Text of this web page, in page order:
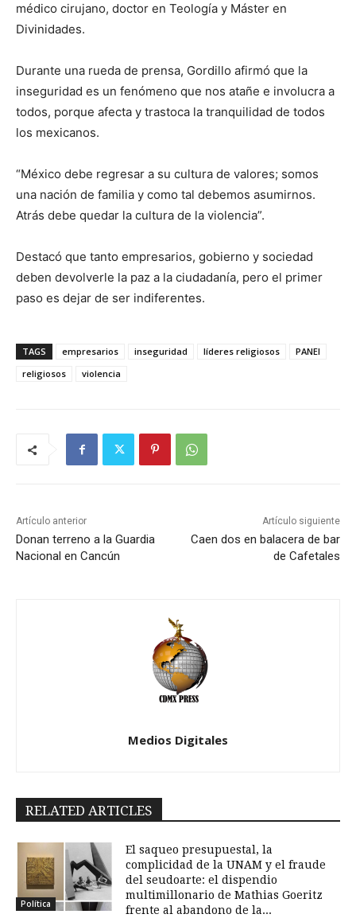
médico cirujano, doctor en Teología y Máster en
Divinidades.
Durante una rueda de prensa, Gordillo afirmó que la
inseguridad es un fenómeno que nos atañe e involucra a
todos, porque afecta y trastoca la tranquilidad de todos
los mexicanos.
“México debe regresar a su cultura de valores; somos
una nación de familia y como tal debemos asumirnos.
Atrás debe quedar la cultura de la violencia”.
Destacó que tanto empresarios, gobierno y sociedad
deben devolverle la paz a la ciudadanía, pero el primer
paso es dejar de ser indiferentes.
TAGS empresarios inseguridad líderes religiosos
PANEl
religiosos
violencia
Artículo anterior
Donan terreno a la Guardia
Nacional en Cancún
Artículo siguiente
Caen dos en balacera de bar
de Cafetales
Medios Digitales
RELATED ARTICLES
Política
El saqueo presupuestal, la
complicidad de la UNAM y el fraude
del seudoarte: el dispendio
multimillonario de Mathias Goeritz
frente al abandono de la...